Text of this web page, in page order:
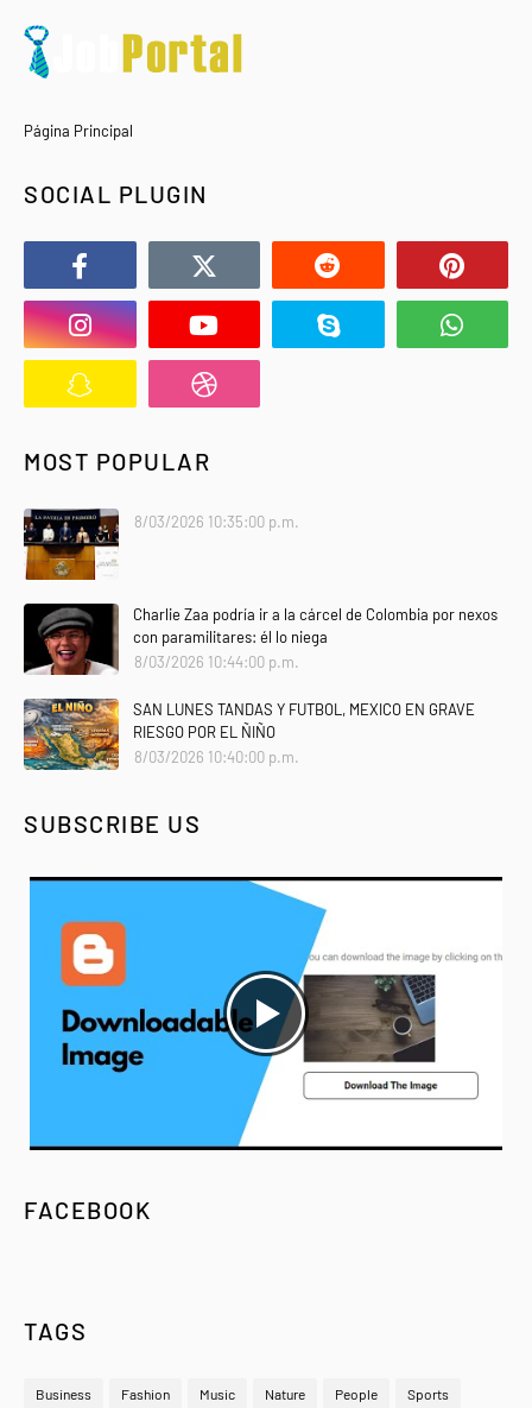
Página Principal
SOCIAL PLUGIN
MOST POPULAR
8/03/2026 10:35:00 p.m.
Charlie Zaa podría ir a la cárcel de Colombia por nexos
con paramilitares: él lo niega
8/03/2026 10:44:00 p.m.
SAN LUNES TANDAS Y FUTBOL, MEXICO EN GRAVE
RIESGO POR EL ÑIÑO
8/03/2026 10:40:00 p.m.
SUBSCRIBE US
FACEBOOK
TAGS
Business Fashion Music Nature People Sports